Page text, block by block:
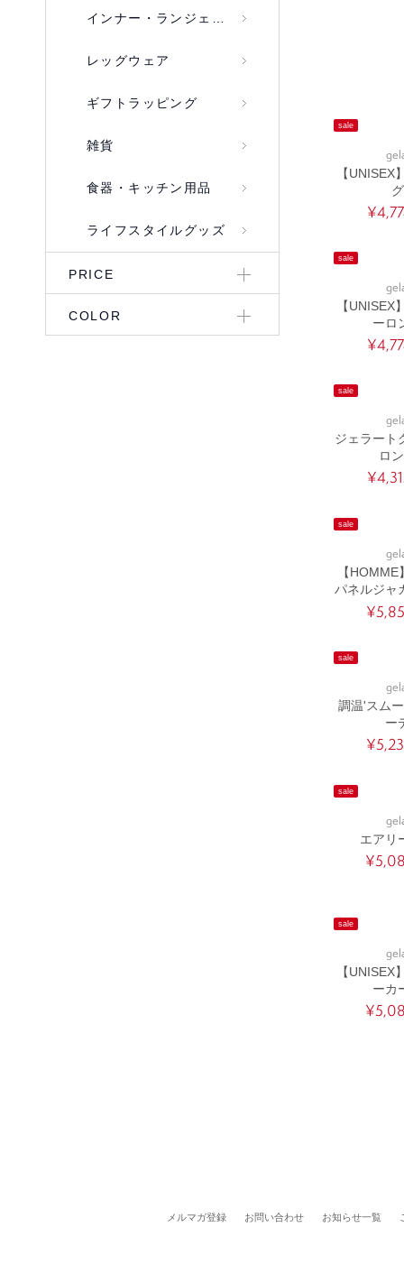
インナー・ランジェリー
レッグウェア
ギフトラッピング
雑貨
食器・キッチン用品
ライフスタイルグッズ
PRICE
COLOR
sale
【UNISEX
sale
【UNISEX
ーロ
sale
ジェラート
ロ
sale
【
パネルジャ
ー
sale
調温'スム
ー
sale
エアリ
sale
【UNISEX
ーカ
メルマガ登録 お問い合わせ お知らせ一覧